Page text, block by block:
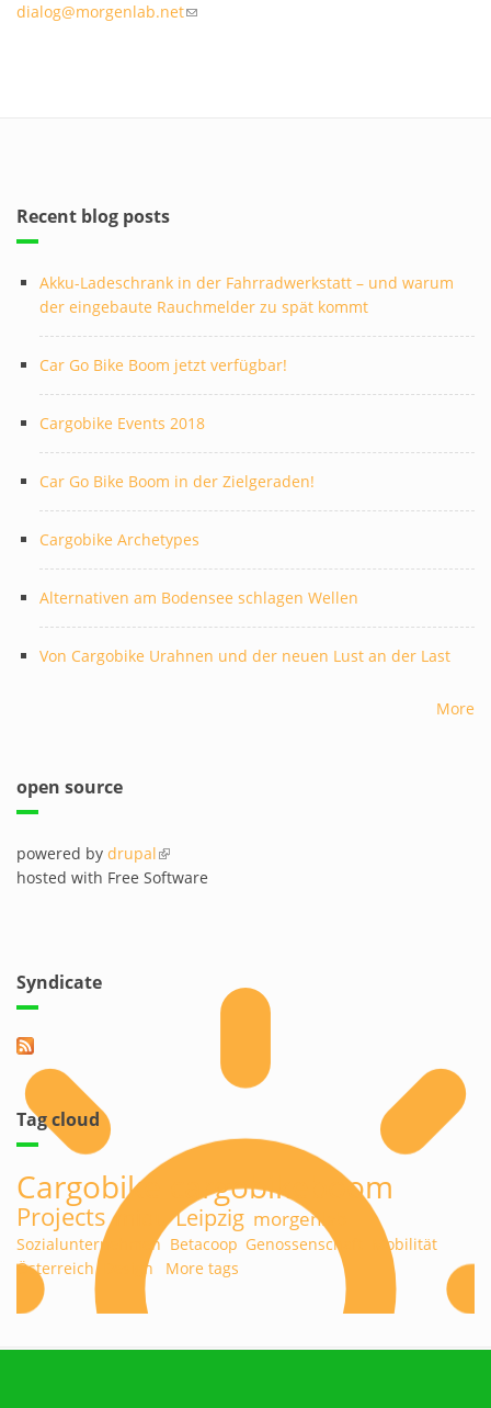
dialog@morgenlab.net(link sends e-mail)
Recent blog posts
Akku-Ladeschrank in der Fahrradwerkstatt – und warum
der eingebaute Rauchmelder zu spät kommt
Car Go Bike Boom jetzt verfügbar!
Cargobike Events 2018
Car Go Bike Boom in der Zielgeraden!
Cargobike Archetypes
Alternativen am Bodensee schlagen Wellen
Von Cargobike Urahnen und der neuen Lust an der Last
More
open source
powered by drupal(link is external)
hosted with Free Software
Syndicate
Tag cloud
Cargobike cargobikeboom
Projects midu Leipzig morgenlab
Sozialunternehmen Betacoop Genossenschaft
Mobilität
Österreich
Design More tags